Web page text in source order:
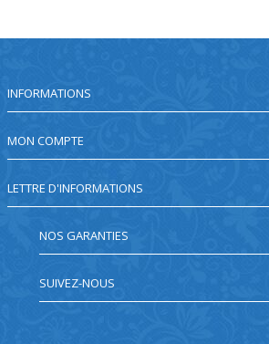
INFORMATIONS
MON COMPTE
LETTRE D'INFORMATIONS
NOS GARANTIES
SUIVEZ-NOUS